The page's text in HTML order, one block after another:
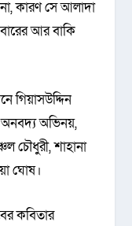
কারণ সে আলাদা
আর বাকি
গিয়াসউদ্দিন
অনবদ্য অভিনয়,
চৌধুরী, শাহানা
ঘোষ।
কবিতার